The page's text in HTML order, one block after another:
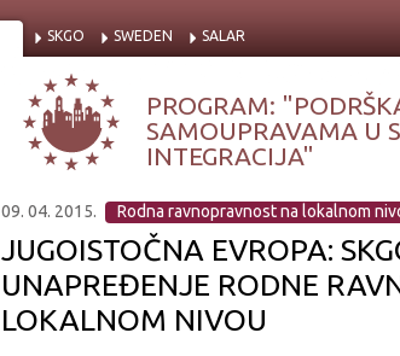
SKGO SWEDEN SALAR
PROGRAM:
SAMOUPRAVAMA U
INTEGRACIJA"
09. 04. 2015. Rodna ravnopravnost na lokalnom
JUGOISTOČNA EVROPA:
UNAPREĐENJE RODNE
LOKALNOM NIVOU